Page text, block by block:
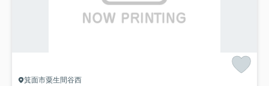
箕面市粟生間谷西